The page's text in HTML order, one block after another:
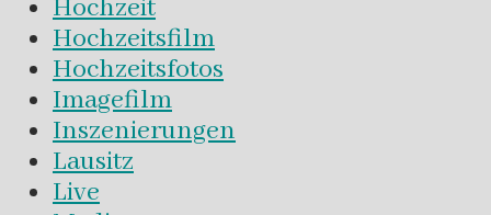
Hochzeit
Hochzeitsfilm
Hochzeitsfotos
Imagefilm
Inszenierungen
Lausitz
Live